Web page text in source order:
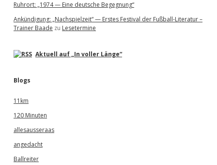
Ruhrort: „1974 — Eine deutsche Begegnung“
Ankündigung: „Nachspielzeit“ — Erstes Festival der Fußball-Literatur –
Trainer Baade zu Lesetermine
Aktuell auf „In voller Länge“
Blogs
11km
120 Minuten
allesausseraas
angedacht
Ballreiter